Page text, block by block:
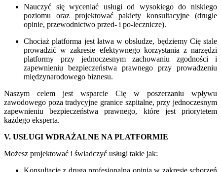
Nauczyć się wyceniać usługi od wysokiego do niskiego
poziomu oraz projektować pakiety konsultacyjne (drugie
opinie, przewodnictwo przed- i po-lecznicze).
Chociaż platforma jest łatwa w obsłudze, będziemy Cię stale
prowadzić w zakresie efektywnego korzystania z narzędzi
platformy przy jednoczesnym zachowaniu zgodności i
zapewnieniu bezpieczeństwa prawnego przy prowadzeniu
międzynarodowego biznesu.
Naszym celem jest wsparcie Cię w poszerzaniu wpływu
zawodowego poza tradycyjne granice szpitalne, przy jednoczesnym
zapewnieniu bezpieczeństwa prawnego, które jest priorytetem
każdego eksperta.
V. USŁUGI WDRAŻALNE NA PLATFORMIE
Możesz projektować i świadczyć usługi takie jak: